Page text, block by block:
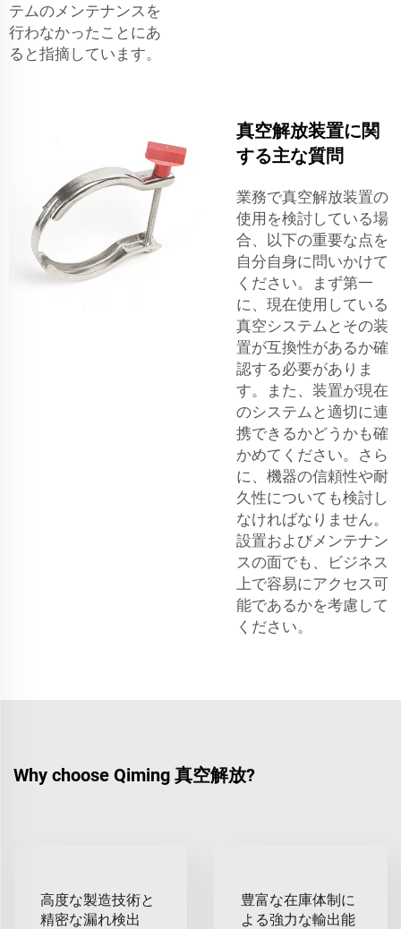
テムのメンテナンスを
行わなかったことにあ
ると指摘しています。
真空解放装置に関
する主な質問
業務で真空解放装置の
使用を検討している場
合、以下の重要な点を
自分自身に問いかけて
ください。まず第一
に、現在使用している
真空システムとその装
置が互換性があるか確
認する必要がありま
す。また、装置が現在
のシステムと適切に連
携できるかどうかも確
かめてください。さら
に、機器の信頼性や耐
久性についても検討し
なければなりません。
設置およびメンテナン
スの面でも、ビジネス
上で容易にアクセス可
能であるかを考慮して
ください。
Why choose Qiming 真空解放?
高度な製造技術と
精密な漏れ検出
豊富な在庫体制に
よる強力な輸出能